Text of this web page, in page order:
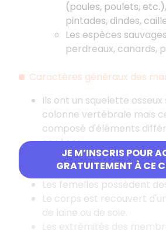
JE M’INSCRIS POUR
GRATUITEMENT À CE
(poules, poulets,
pintades, dindes,
Les espèces
perdreaux, canards,
Caractères généraux des
Ils ont un squelette
colonne vertébrale mais
composé d'éléments
espèces.
Les petits viennent au
vivipares).
Les femelles possèdent
Le corps est recouvert
de laine ou de soie.
Les extrémités des